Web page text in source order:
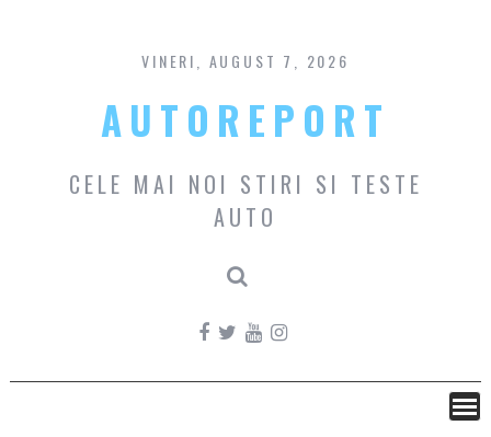
content
VINERI, AUGUST 7, 2026
AUTOREPORT
CELE MAI NOI STIRI SI TESTE
AUTO